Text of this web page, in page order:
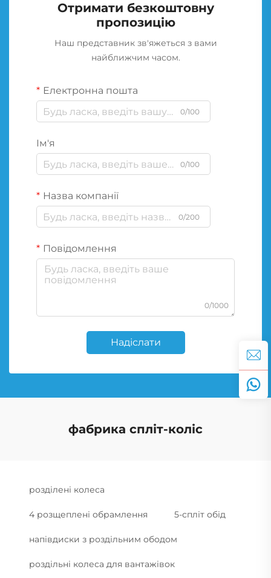
Отримати безкоштовну
пропозицію
Наш представник зв'яжеться з вами
найближчим часом.
Електронна пошта
0/100
Ім'я
0/100
Назва компанії
0/200
Повідомлення
0/1000
Надіслати
фабрика спліт-коліс
розділені колеса
4 розщеплені обрамлення 5-спліт обід
напівдиски з роздільним ободом
роздільні колеса для вантажівок